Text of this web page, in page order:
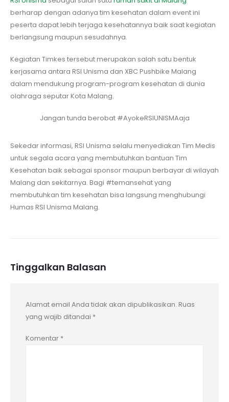
berharap dengan adanya tim kesehatan dalam event ini
peserta dapat lebih terjaga kesehatannya baik saat kegiatan
berlangsung maupun sesudahnya.
Kegiatan Timkes tersebut merupakan salah satu bentuk
kerjasama antara RSI Unisma dan XBC Pushbike Malang
dalam mendukung program-program kesehatan di dunia
olahraga seputar Kota Malang.
Jangan tunda berobat #AyokeRSIUNISMAaja
Sekedar informasi, RSI Unisma selalu menyediakan Tim Medis
untuk segala acara yang membutuhkan bantuan Tim
Kesehatan baik sebagai sponsor maupun berbayar di wilayah
Malang dan sekitarnya. Bagi #temansehat yang
membutuhkan tim kesehatan bisa langsung menghubungi
Humas RSI Unisma Malang.
Tinggalkan Balasan
Alamat email Anda tidak akan dipublikasikan. Ruas
yang wajib ditandai *
Komentar *